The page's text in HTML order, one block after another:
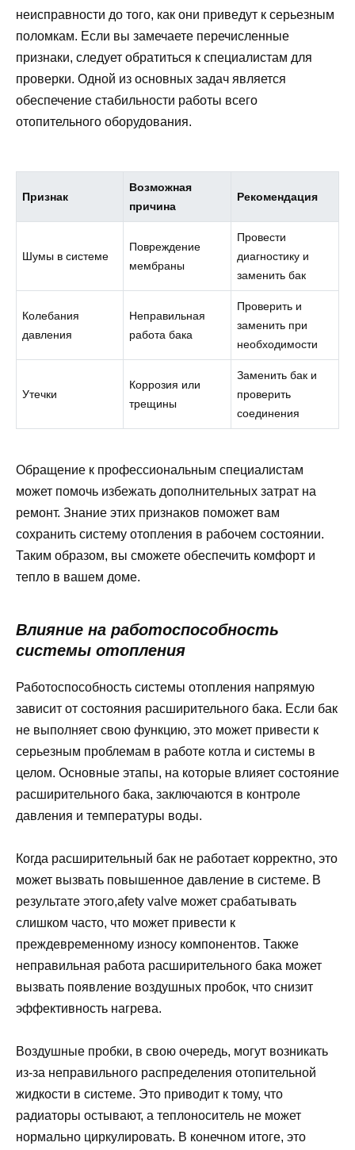
неисправности до того, как они приведут к серьезным
поломкам. Если вы замечаете перечисленные
признаки, следует обратиться к специалистам для
проверки. Одной из основных задач является
обеспечение стабильности работы всего
отопительного оборудования.
Признак
Возможная
причина
Рекомендация
Шумы в системе
Повреждение
мембраны
Провести
диагностику и
заменить бак
Колебания
давления
Неправильная
работа бака
Проверить и
заменить при
необходимости
Утечки
Коррозия или
трещины
Заменить бак и
проверить
соединения
Обращение к профессиональным специалистам
может помочь избежать дополнительных затрат на
ремонт. Знание этих признаков поможет вам
сохранить систему отопления в рабочем состоянии.
Таким образом, вы сможете обеспечить комфорт и
тепло в вашем доме.
Влияние на работоспособность
системы отопления
Работоспособность системы отопления напрямую
зависит от состояния расширительного бака. Если бак
не выполняет свою функцию, это может привести к
серьезным проблемам в работе котла и системы в
целом. Основные этапы, на которые влияет состояние
расширительного бака, заключаются в контроле
давления и температуры воды.
Когда расширительный бак не работает корректно, это
может вызвать повышенное давление в системе. В
результате этого,afety valve может срабатывать
слишком часто, что может привести к
преждевременному износу компонентов. Также
неправильная работа расширительного бака может
вызвать появление воздушных пробок, что снизит
эффективность нагрева.
Воздушные пробки, в свою очередь, могут возникать
из-за неправильного распределения отопительной
жидкости в системе. Это приводит к тому, что
радиаторы остывают, а теплоноситель не может
нормально циркулировать. В конечном итоге, это